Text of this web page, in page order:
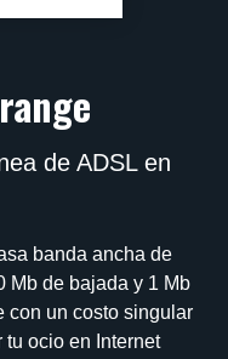
de ADSL en
banda ancha de
Mb de bajada y 1 Mb
con un costo singular
ocio en Internet